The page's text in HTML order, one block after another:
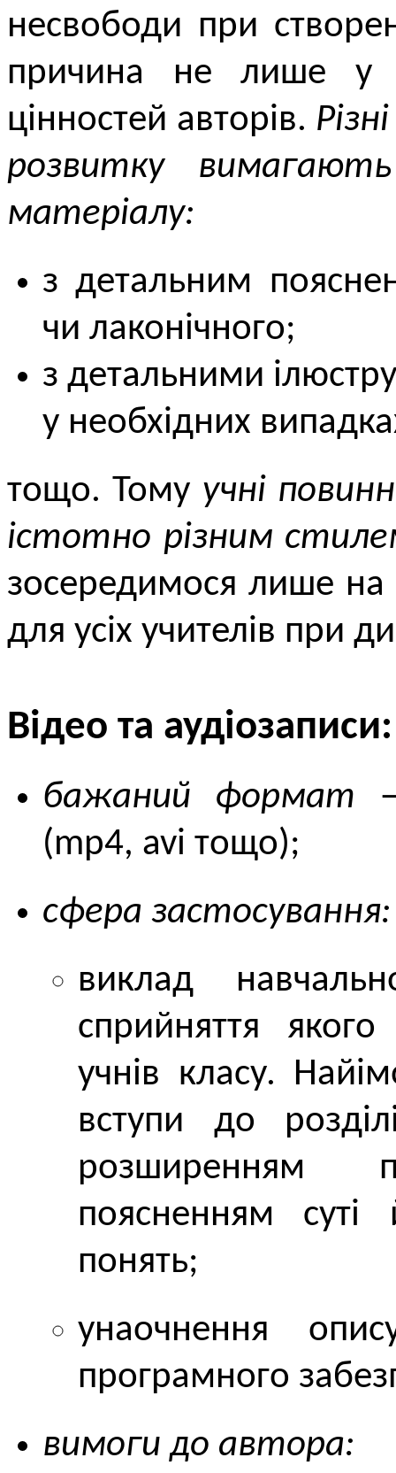
несвободи при
причина не лише у
цінностей авторів.
розвитку
матеріалу:
з детальним
чи лаконічного;
з детальними
у необхідних
тощо. Тому учні
істотно різним
зосередимося лише
для усіх учителів при
Відео та аудіозаписи:
бажаний формат
(mp4, avi тощо);
сфера застосування:
виклад
сприйняття якого
учнів класу.
вступи до
розширенням
поясненням
понять;
унаочнення
програмного
вимоги до автора: